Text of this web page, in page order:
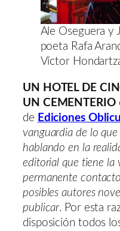
Ale Oseguera y
poeta Rafa
Víctor
UN HOTEL DE
UN CEMENTERIO
de Ediciones
vanguardia de lo
hablando en la
editorial que tiene la
permanente
posibles autores
publicar. Por esta
disposición todos